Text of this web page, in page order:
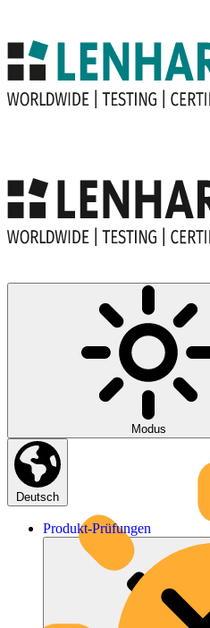
Modus
Deutsch
Produkt-Prüfungen